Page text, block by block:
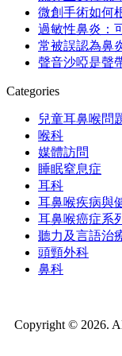
微創手術如何
過敏性鼻炎：
常被誤認為鼻
聲音沙啞是聲
Categories
兒童耳鼻喉問
喉科
媒體訪問
睡眠窒息症
耳科
耳鼻喉疾病與
耳鼻喉癌症系
聽力及言語治
頭頸外科
鼻科
Copyright © 2026.